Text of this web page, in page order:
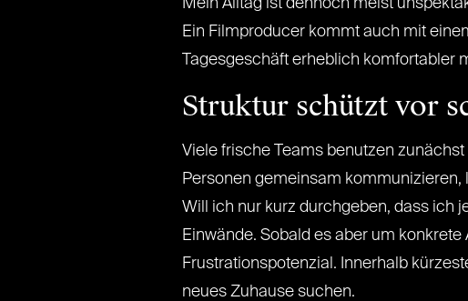
Mein Alltag ist dennoch meist
Ein Filmproducer kommt auch mit
Tagesgeschäft erheblich komfortabler
Struktur schützt vor
Viele frische Teams benutzen
Personen gemeinsam kommunizieren,
Will ich nur kurz durchgeben, dass ich
Einwände. Sobald es aber um
Frustrationspotenzial. Innerhalb
neues Zuhause suchen.